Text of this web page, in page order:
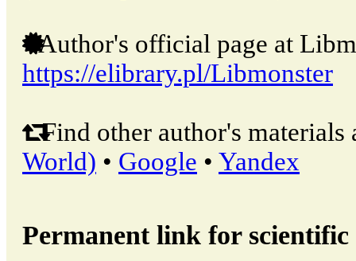
Author's official page at
https://elibrary.pl/Libmonster
Find other author's materials
World) • Google • Yandex
Permanent link for